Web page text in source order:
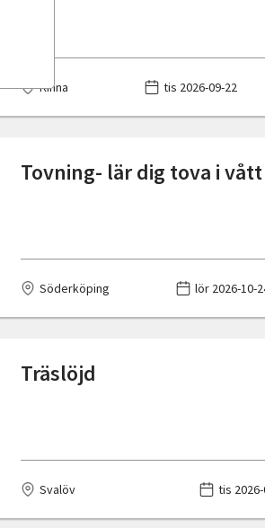
Kinna tis 2026-09-22
Tovning- lär dig tova i
Söderköping lör 2026-10-
Träslöjd
Svalöv tis